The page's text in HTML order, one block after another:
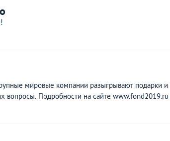
м­иров­ы­е к­ом­пании р­аз­ы­гр­ы­в­ают по­да­р­к­и и
воп­р­осы. По­дро­б­ност­и н­а с­ай­т­е ww­w.­fo­n­d2019­.­ru